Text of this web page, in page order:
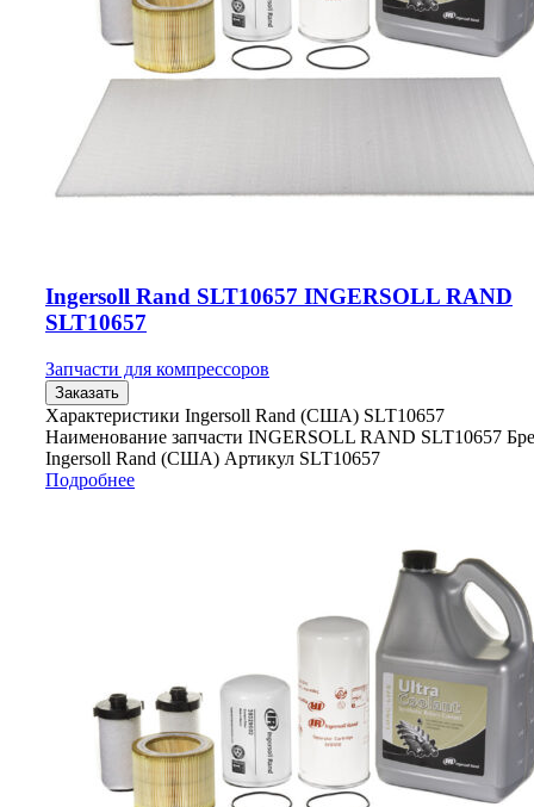
Ingersoll Rand SLT10657 INGERSOLL RAND
SLT10657
Запчасти для компрессоров
Заказать
Характеристики Ingersoll Rand (США) SLT10657
Наименование запчасти INGERSOLL RAND SLT10657
Ingersoll Rand (США) Артикул SLT10657
Подробнее